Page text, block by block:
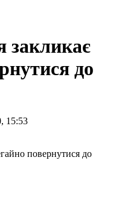
закликає
до
15:53